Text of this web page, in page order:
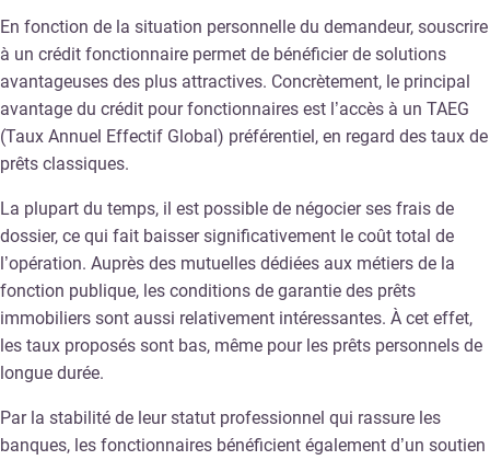
En fonction de la situation personnelle du demandeur, souscrire
à un crédit fonctionnaire permet de bénéficier de solutions
avantageuses des plus attractives. Concrètement, le principal
avantage du crédit pour fonctionnaires est l’accès à un TAEG
(Taux Annuel Effectif Global) préférentiel, en regard des taux de
prêts classiques.
La plupart du temps, il est possible de négocier ses frais de
dossier, ce qui fait baisser significativement le coût total de
l’opération. Auprès des mutuelles dédiées aux métiers de la
fonction publique, les conditions de garantie des prêts
immobiliers sont aussi relativement intéressantes. À cet effet,
les taux proposés sont bas, même pour les prêts personnels de
longue durée.
Par la stabilité de leur statut professionnel qui rassure les
banques, les fonctionnaires bénéficient également d’un soutien